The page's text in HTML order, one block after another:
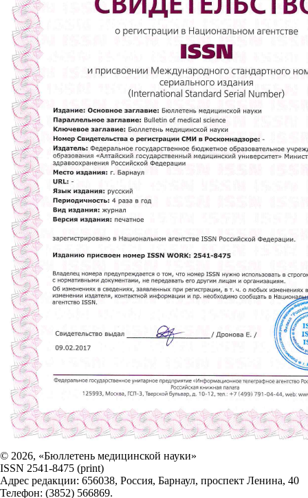
© 2026, «Бюллетень медицинской науки»
ISSN 2541-8475 (print)
Адрес редакции: 656038, Россия, Барнаул, проспект Ленина, 40
Телефон: (3852) 566869.